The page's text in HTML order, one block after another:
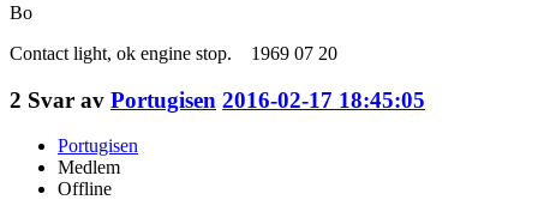
Bo
Contact light, ok engine stop. 1969 07 20
2 Svar av Portugisen 2016-02-17 18:45:05
Portugisen
Medlem
Offline